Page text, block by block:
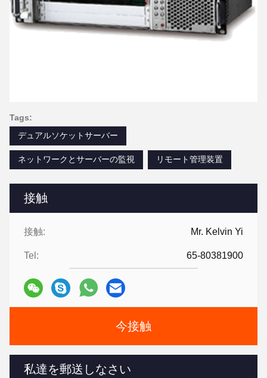
接触
接触: Mr. Kelvin Yi
Tel: 65-80381900
今接触
私達を郵送しなさい
Tags:
デュアルソケットサーバー
ネットワークとサーバーの監視 リモート管理装置